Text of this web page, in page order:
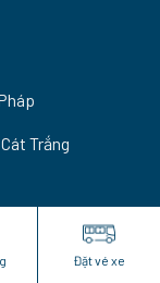
Trắng
Đặt vé xe